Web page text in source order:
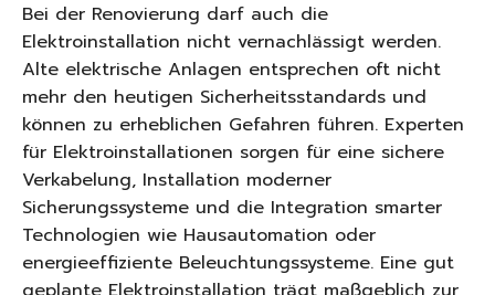
Bei der Renovierung darf auch die
Elektroinstallation nicht vernachlässigt werden.
Alte elektrische Anlagen entsprechen oft nicht
mehr den heutigen Sicherheitsstandards und
können zu erheblichen Gefahren führen. Experten
für Elektroinstallationen sorgen für eine sichere
Verkabelung, Installation moderner
Sicherungssysteme und die Integration smarter
Technologien wie Hausautomation oder
energieeffiziente Beleuchtungssysteme. Eine gut